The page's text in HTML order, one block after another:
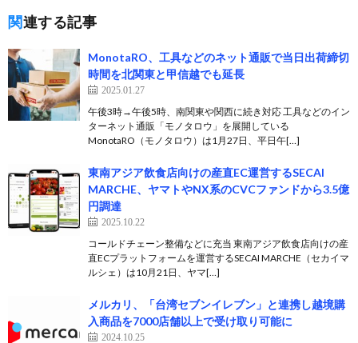
関連する記事
MonotaRO、工具などのネット通販で当日出荷締切
時間を北関東と甲信越でも延長
2025.01.27
午後3時→午後5時、南関東や関西に続き対応 工具などのイン
ターネット通販「モノタロウ」を展開している
MonotaRO（モノタロウ）は1月27日、平日午[…]
東南アジア飲食店向けの産直EC運営するSECAI
MARCHE、ヤマトやNX系のCVCファンドから3.5億
円調達
2025.10.22
コールドチェーン整備などに充当 東南アジア飲食店向けの産
直ECプラットフォームを運営するSECAI MARCHE（セカイマ
ルシェ）は10月21日、ヤマ[…]
メルカリ、「台湾セブンイレブン」と連携し越境購
入商品を7000店舗以上で受け取り可能に
2024.10.25